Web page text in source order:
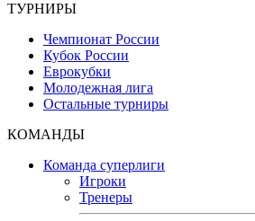
ТУРНИРЫ
Чемпионат России
Кубок России
Еврокубки
Молодежная лига
Остальные турниры
КОМАНДЫ
Команда суперлиги
Игроки
Тренеры